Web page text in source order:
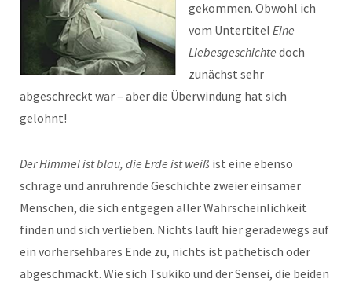
gekommen. Obwohl ich
vom Untertitel Eine
Liebesgeschichte doch
zunächst sehr
abgeschreckt war – aber die Überwindung hat sich
gelohnt!
Der Himmel ist blau, die Erde ist weiß ist eine ebenso
schräge und anrührende Geschichte zweier einsamer
Menschen, die sich entgegen aller Wahrscheinlichkeit
finden und sich verlieben. Nichts läuft hier geradewegs auf
ein vorhersehbares Ende zu, nichts ist pathetisch oder
abgeschmackt. Wie sich Tsukiko und der Sensei, die beiden